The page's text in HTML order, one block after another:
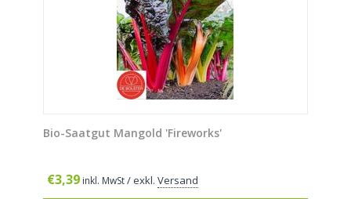
Bio-Saatgut Mangold 'Fireworks'
€3,39 inkl. MwSt/ exkl. Versand